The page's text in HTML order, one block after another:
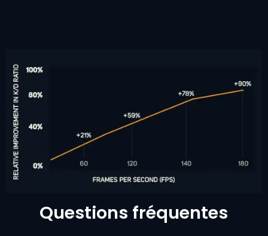
Questions fréquentes